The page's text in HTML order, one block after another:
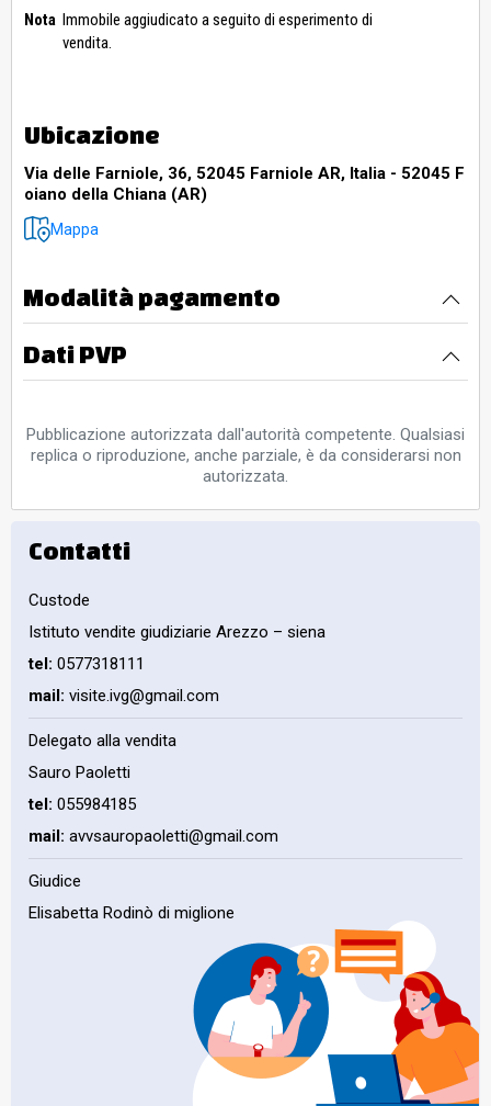
Nota Immobile aggiudicato a seguito di esperimento di
vendita.
Ubicazione
Via delle Farniole, 36, 52045 Farniole AR, Italia - 52045 F
oiano della Chiana (AR)
Mappa
Modalità pagamento
Dati PVP
Pubblicazione autorizzata dall'autorità competente. Qualsiasi
replica o riproduzione, anche parziale, è da considerarsi non
autorizzata.
Contatti
Custode
Istituto vendite giudiziarie Arezzo – siena
tel: 0577318111
mail: visite.ivg@gmail.com
Delegato alla vendita
Sauro Paoletti
tel: 055984185
mail: avvsauropaoletti@gmail.com
Giudice
Elisabetta Rodinò di miglione